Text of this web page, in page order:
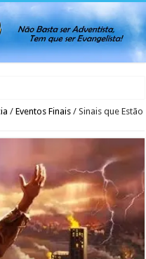
/ Eventos Finais / Sinais que Estão